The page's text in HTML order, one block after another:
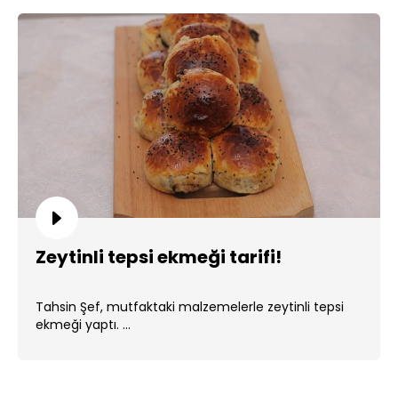
Zeytinli tepsi ekmeği tarifi!
Tahsin Şef, mutfaktaki malzemelerle zeytinli tepsi
ekmeği yaptı. ...